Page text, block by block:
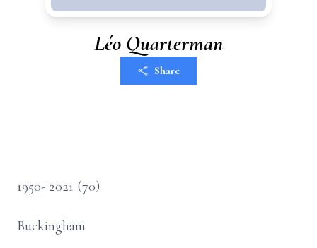
Léo Quarterman
Share
1950- 2021 (70)
Buckingham